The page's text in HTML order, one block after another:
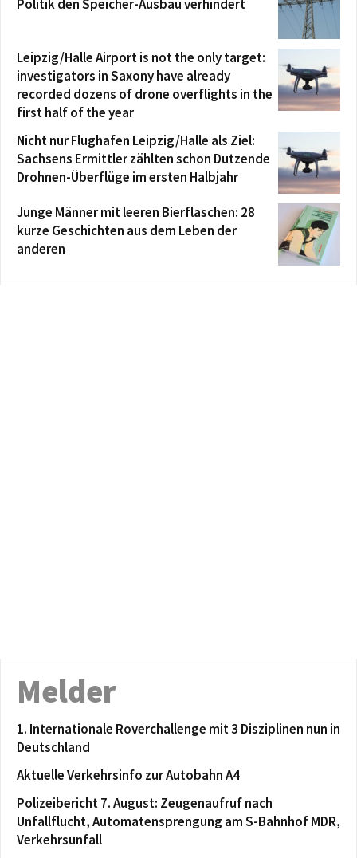
Politik den Speicher-Ausbau verhindert
Leipzig/Halle Airport is not the only target:
investigators in Saxony have already
recorded dozens of drone overflights in the
first half of the year
Nicht nur Flughafen Leipzig/Halle als Ziel:
Sachsens Ermittler zählten schon Dutzende
Drohnen-Überflüge im ersten Halbjahr
Junge Männer mit leeren Bierflaschen: 28
kurze Geschichten aus dem Leben der
anderen
Melder
1. Internationale Roverchallenge mit 3 Disziplinen nun in
Deutschland
Aktuelle Verkehrsinfo zur Autobahn A4
Polizeibericht 7. August: Zeugenaufruf nach
Unfallflucht, Automatensprengung am S-Bahnhof MDR,
Verkehrsunfall